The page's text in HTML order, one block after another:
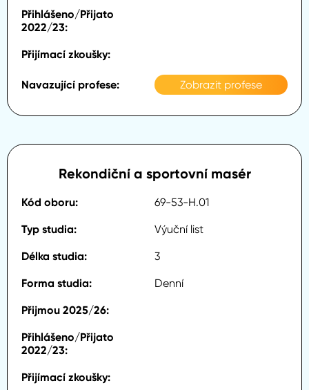
Zobrazit profese
Rekondiční a sportovní masér
69-53-H.01
Výuční list
3
Denní